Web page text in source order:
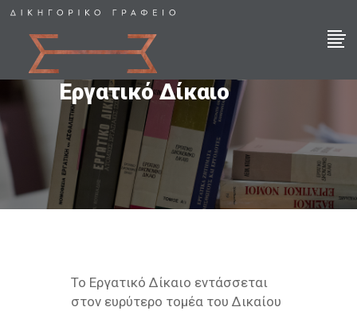
Εργατικό Δίκαιο
Το Εργατικό Δίκαιο εντάσσεται
στον ευρύτερο τομέα του Δικαίου